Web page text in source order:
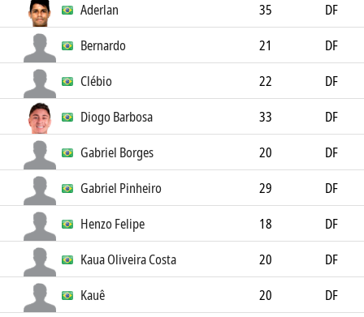
Aderlan 35
DF
Bernardo
21
DF
Clébio
22
DF
Diogo Barbosa
33
DF
Gabriel Borges
20
DF
Gabriel Pinheiro
29
DF
Henzo Felipe
18
DF
Kaua Oliveira Costa
20
DF
Kauê
20
DF